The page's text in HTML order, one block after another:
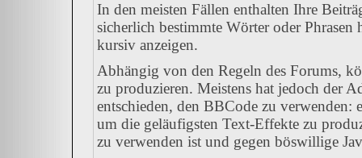
In den meisten Fällen enthalten Ihre
sicherlich bestimmte Wörter oder
kursiv anzeigen.
Abhängig von den Regeln des Forums,
zu produzieren. Meistens hat jedoch der
entschieden, den BBCode zu verwenden:
um die geläufigsten Text-Effekte zu
zu verwenden ist und gegen böswillige